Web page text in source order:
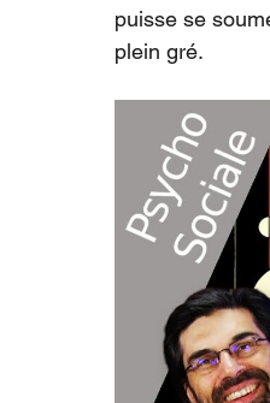
Science de la fiction
puisse se
plein gré.